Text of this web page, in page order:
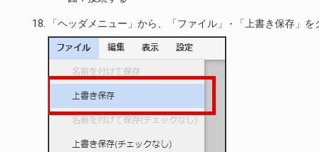
「ヘッダメニュー」から、「ファイル」 - 「上書き保存」